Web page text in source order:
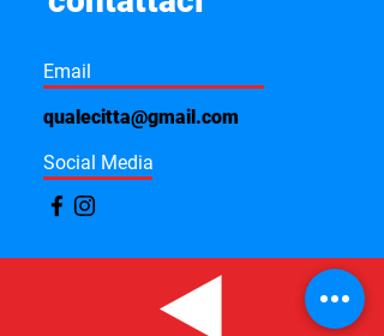
Email
qualecitta@gmail.com
Social Media